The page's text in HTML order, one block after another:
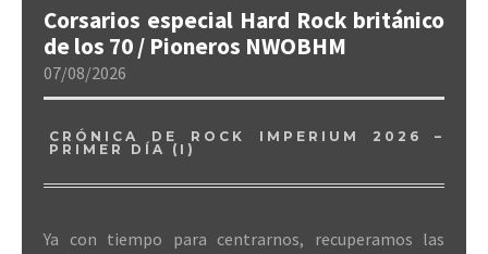
Corsarios especial Hard Rock británico
de los 70 / Pioneros NWOBHM
07/08/2026
CRÓNICA DE ROCK IMPERIUM 2026 –
PRIMER DÍA (I)
Ya con tiempo para centrarnos, recuperamos las